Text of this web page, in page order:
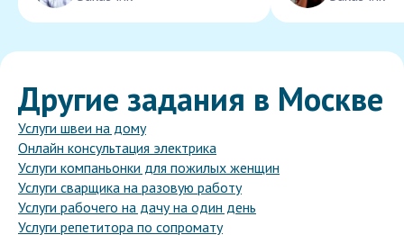
Другие задания в Москве
Услуги швеи на дому
Онлайн консультация электрика
Услуги компаньонки для пожилых женщин
Услуги сварщика на разовую работу
Услуги рабочего на дачу на один день
Услуги репетитора по сопромату